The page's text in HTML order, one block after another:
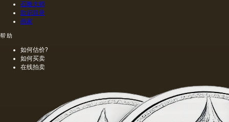
石雕大师
款识目录
画家
帮助
如何估价?
如何买卖
在线拍卖